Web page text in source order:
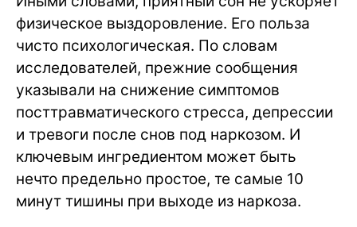
физическое выздоровление. Его польза
чисто психологическая. По словам
исследователей, прежние сообщения
указывали на снижение симптомов
посттравматического стресса, депрессии
и тревоги после снов под наркозом. И
ключевым ингредиентом может быть
нечто предельно простое, те самые 10
минут тишины при выходе из наркоза.